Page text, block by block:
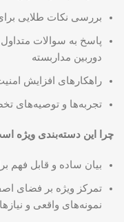
بررسی نکات طلایی
پاسخ به سوالات
دوربین مداربسته
راهکارهای افزایش
تجربه‌ها و توصیه‌های
چرا این دسته‌بندی ویژه
بیان ساده و قابل فهم
تمرکز ویژه بر فضای
نمونه‌های واقعی و